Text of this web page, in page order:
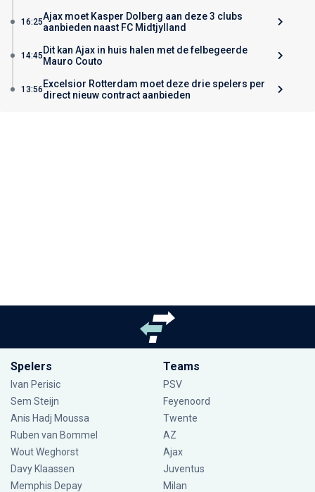
16:25Ajax moet Kasper Dolberg aan deze 3 clubs
aanbieden naast FC Midtjylland
14:45 Dit kan Ajax in huis halen met de felbegeerde
Mauro Couto
13:56 Excelsior Rotterdam moet deze drie spelers per
direct nieuw contract aanbieden
Spelers
Ivan Perisic
Sem Steijn
Anis Hadj Moussa
Ruben van Bommel
Wout Weghorst
Davy Klaassen
Memphis Depay
Teams
PSV
Feyenoord
Twente
AZ
Ajax
Juventus
Milan